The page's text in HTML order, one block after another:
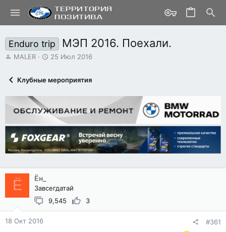
Enduro trip МЭП 2016. Поехали.
А
е
ы
MALER
Д
а
ч
л
а
25 Июл 2016
Клубные мероприятия
Ё Ён_
Завсегдатай
9,545
3
18 Окт 2016 #361